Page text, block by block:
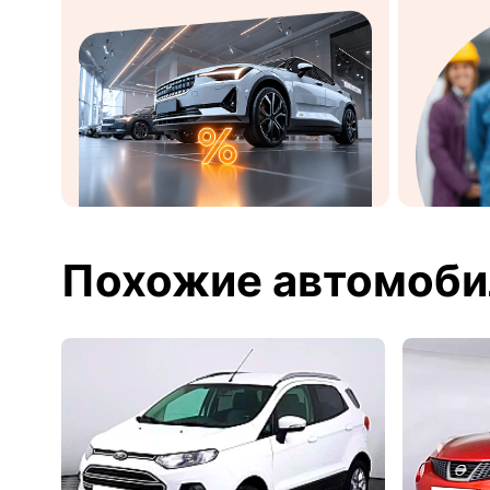
Похожие